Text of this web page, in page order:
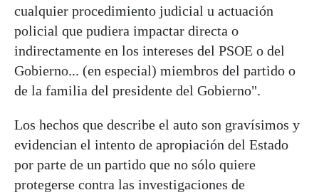
cualquier procedimiento judicial u actuación
policial que pudiera impactar directa o
indirectamente en los intereses del PSOE o del
Gobierno... (en especial) miembros del partido o
de la familia del presidente del Gobierno".
Los hechos que describe el auto son gravísimos y
evidencian el intento de apropiación del Estado
por parte de un partido que no sólo quiere
protegerse contra las investigaciones de